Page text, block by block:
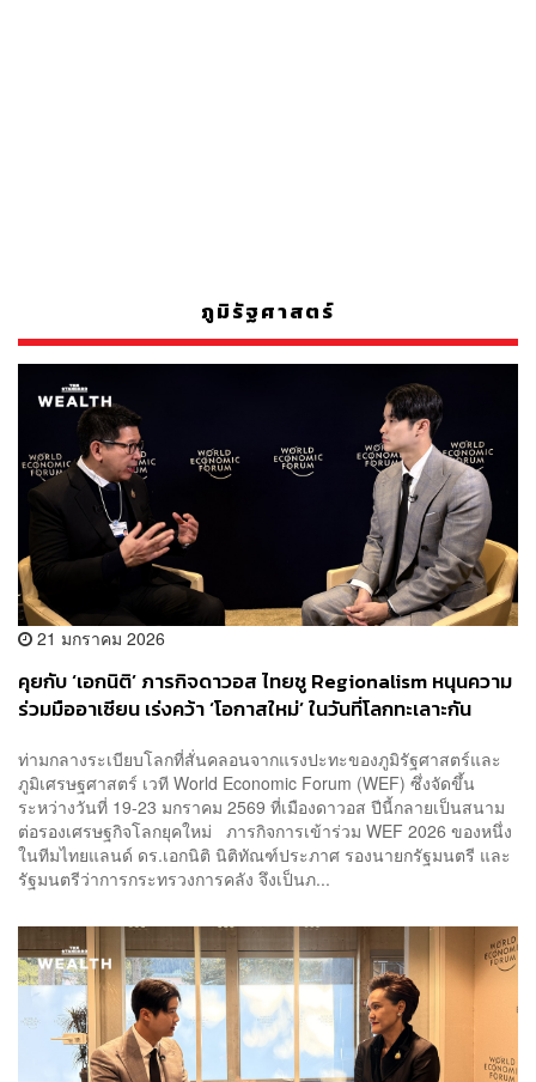
ภูมิรัฐศาสตร์
21 มกราคม 2026
คุยกับ ‘เอกนิติ’ ภารกิจดาวอส ไทยชู Regionalism หนุนความ
ร่วมมืออาเซียน เร่งคว้า ‘โอกาสใหม่’ ในวันที่โลกทะเลาะกัน
ท่ามกลางระเบียบโลกที่สั่นคลอนจากแรงปะทะของภูมิรัฐศาสตร์และ
ภูมิเศรษฐศาสตร์ เวที World Economic Forum (WEF) ซึ่งจัดขึ้น
ระหว่างวันที่ 19-23 มกราคม 2569 ที่เมืองดาวอส ปีนี้กลายเป็นสนาม
ต่อรองเศรษฐกิจโลกยุคใหม่ ภารกิจการเข้าร่วม WEF 2026 ของหนึ่ง
ในทีมไทยแลนด์ ดร.เอกนิติ นิติทัณฑ์ประภาศ รองนายกรัฐมนตรี และ
รัฐมนตรีว่าการกระทรวงการคลัง จึงเป็นภ...